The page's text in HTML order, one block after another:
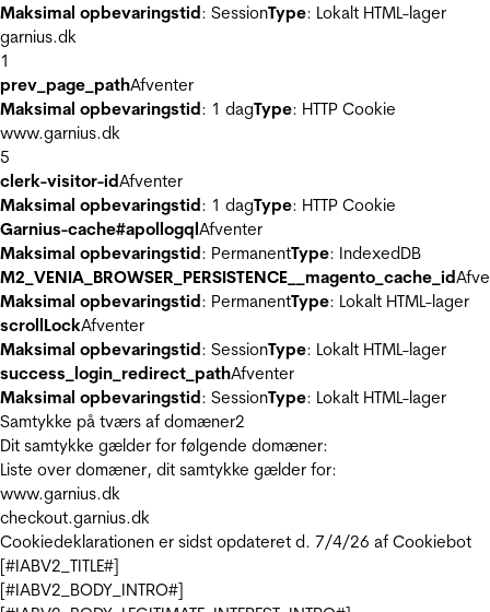
Maksimal opbevaringstid: SessionType: Lokalt HTML-lager
garnius.dk
1
prev_page_pathAfventer
Maksimal opbevaringstid: 1 dagType: HTTP Cookie
www.garnius.dk
5
clerk-visitor-idAfventer
Maksimal opbevaringstid: 1 dagType: HTTP Cookie
Garnius-cache#apollogqlAfventer
Maksimal opbevaringstid: PermanentType: IndexedDB
M2_VENIA_BROWSER_PERSISTENCE__magento_cache_id
Maksimal opbevaringstid: PermanentType: Lokalt HTML-lager
scrollLockAfventer
Maksimal opbevaringstid: SessionType: Lokalt HTML-lager
success_login_redirect_pathAfventer
Maksimal opbevaringstid: SessionType: Lokalt HTML-lager
Samtykke på tværs af domæner2
Dit samtykke gælder for følgende domæner:
Liste over domæner, dit samtykke gælder for:
www.garnius.dk
checkout.garnius.dk
Cookiedeklarationen er sidst opdateret d. 7/4/26 af Cookiebot
[#IABV2_TITLE#]
[#IABV2_BODY_INTRO#]